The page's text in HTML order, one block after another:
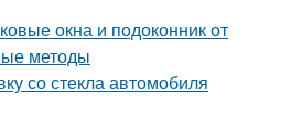
окна и подоконник от
методы
со стекла автомобиля